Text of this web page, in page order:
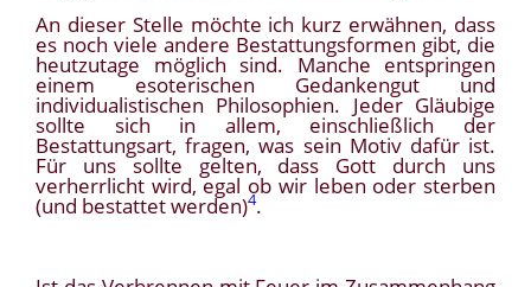
An dieser Stelle möchte ich kurz erwähnen, dass
es noch viele andere Bestattungsformen gibt, die
heutzutage möglich sind. Manche entspringen
einem esoterischen Gedankengut und
individualistischen Philosophien. Jeder Gläubige
sollte sich in allem, einschließlich der
Bestattungsart, fragen, was sein Motiv dafür ist.
Für uns sollte gelten, dass Gott durch uns
verherrlicht wird, egal ob wir leben oder sterben
(und bestattet werden)4.